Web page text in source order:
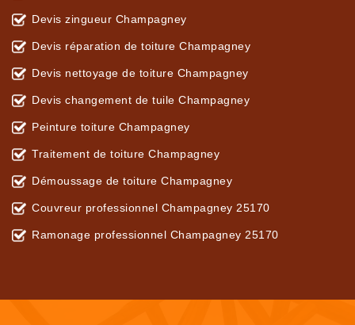
Devis zingueur Champagney
Devis réparation de toiture Champagney
Devis nettoyage de toiture Champagney
Devis changement de tuile Champagney
Peinture toiture Champagney
Traitement de toiture Champagney
Démoussage de toiture Champagney
Couvreur professionnel Champagney 25170
Ramonage professionnel Champagney 25170